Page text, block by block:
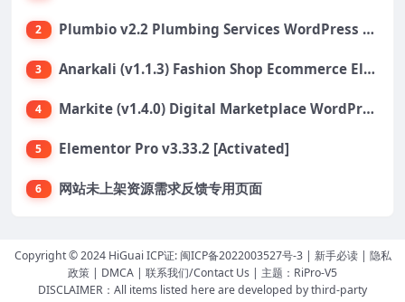
2 Plumbio v2.2 Plumbing Services WordPress Theme
3 Anarkali (v1.1.3) Fashion Shop Ecommerce Elementor Theme
4 Markite (v1.4.0) Digital Marketplace WordPress Theme
5 Elementor Pro v3.33.2 [Activated]
6 网站未上架资源需求反馈专用页面
Copyright © 2024 HiGuai ICP证: 闽ICP备2022003527号-3| 新手必读| 隐私
政策 | DMCA | 联系我们/Contact Us | 主题： RiPro-V5
DISCLAIMER：All items listed here are developed by third-party